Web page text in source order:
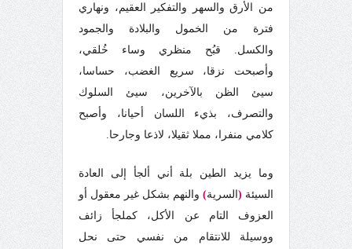
من الأرق والسهر والتفكير العقيم، ونهاري
فترة من الخمول والبلادة والجمود
والكسل. قبُح منظري وساء خُلقي،
وأصبحت نزقا، سريع الغضب، حساسا،
سيئ الظن بالآخرين، سيئ السلوك
والتصرف، بذيء اللسان أحيانا، وأصبح
كلامي منفرا، مملا ثقيلا، لاذعا وجارحا.
وما يزيد الطين بلة أني ألجأ إلى العادة
السيئة ( السرية) والنهم بشكل غير معقول أو
العزوف التام عن الأكل، كملجأ زائف
ووسيلة للانتقام من نفسي حتى نحل